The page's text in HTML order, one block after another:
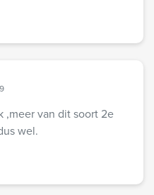
,meer van dit soort 2e
wel.